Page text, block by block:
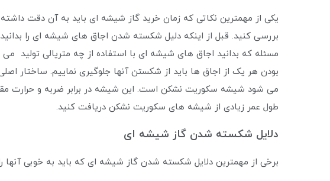
یکی از مهمترین نکاتی که زمان خرید گاز شیشه ای باید به آن دقت
بررسی کنید. قبل از اینکه دلیل شکسته شدن اجاق های شیشه ای را بدانید
مسئله که بدانید اجاق های شیشه‌ ای با استفاده از چه متریالی تولید
بودن هر یک از اجاق ها باید از شکستن آنها جلوگیری نماییم. ساختار
می شود شیشه سکوریت نشکن است. این شیشه در برابر ضربه و حرارت
طول عمر زیادی از شیشه های سکوریت نشکن دریافت کنید.
دلایل شکسته شدن گاز شیشه ای
برخی از مهمترین دلایل شکسته شدن گاز شیشه ای که باید به خوبی آنها